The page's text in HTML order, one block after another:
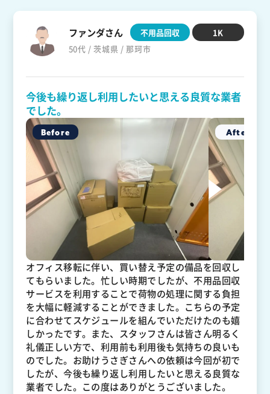
ファンダさん
50代 / 茨城県 / 那珂市
不用品回収 1K
今後も繰り返し利用したいと思える良質な業者
でした。
オフィス移転に伴い、買い替え予定の備品を回収し
てもらいました。忙しい時期でしたが、不用品回収
サービスを利用することで荷物の処理に関する負担
を大幅に軽減することができました。こちらの予定
に合わせてスケジュールを組んでいただけたのも嬉
しかったです。また、スタッフさんは皆さん明るく
礼儀正しい方で、利用前も利用後も気持ちの良いも
のでした。お助けうさぎさんへの依頼は今回が初で
したが、今後も繰り返し利用したいと思える良質な
業者でした。この度はありがとうございました。